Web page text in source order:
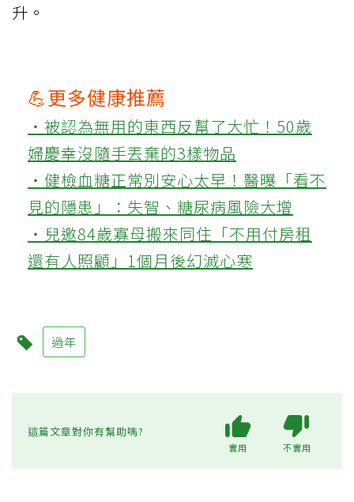
升。
💪更多健康推薦
‧被認為無用的東西反幫了大忙！50歲
婦慶幸沒隨手丟棄的3樣物品
‧健檢血糖正常別安心太早！醫曝「看不
見的隱患」：失智、糖尿病風險大增
‧兒邀84歲寡母搬來同住「不用付房租
還有人照顧」1個月後幻滅心寒
過年
這篇文章對你有幫助嗎?
實用 不實用